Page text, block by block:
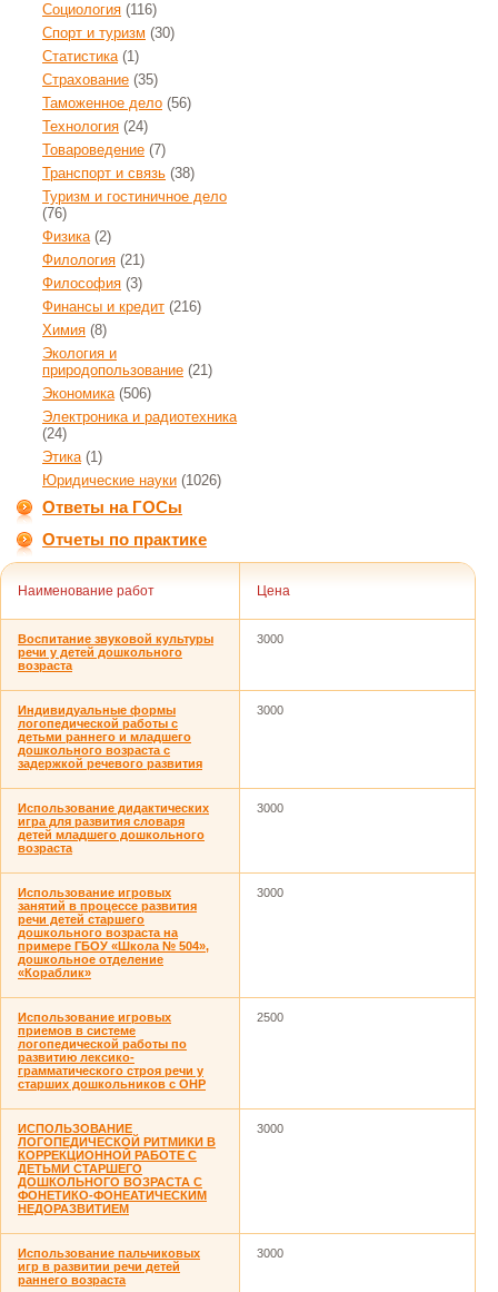
Социология (116)
Спорт и туризм (30)
Статистика(1)
Страхование (35)
Таможенное дело (56)
Технология (24)
Товароведение (7)
Транспорт и связь (38)
Туризм и гостиничное дело
(76)
Физика(2)
Филология (21)
Философия (3)
Финансы и кредит (216)
Химия (8)
Экология и
природопользование (21)
Экономика(506)
Электроника и радиотехника
(24)
Этика(1)
Юридические науки (1026)
Ответы на ГОСы
Отчеты по практике
Наименование работ Цена
Воспитание звуковой культуры
речи у детей дошкольного
возраста
3000
Индивидуальные формы
логопедической работы с
детьми раннего и младшего
дошкольного возраста с
задержкой речевого развития
3000
Использование дидактических
игра для развития словаря
детей младшего дошкольного
возраста
3000
Использование игровых
занятий в процессе развития
речи детей старшего
дошкольного возраста на
примере ГБОУ «Школа № 504»,
дошкольное отделение
«Кораблик»
3000
Использование игровых
приемов в системе
логопедической работы по
развитию лексико-
грамматического строя речи у
старших дошкольников с ОНР
2500
ИСПОЛЬЗОВАНИЕ
ЛОГОПЕДИЧЕСКОЙ РИТМИКИ В
КОРРЕКЦИОННОЙ РАБОТЕ С
ДЕТЬМИ СТАРШЕГО
ДОШКОЛЬНОГО ВОЗРАСТА С
ФОНЕТИКО-ФОНЕАТИЧЕСКИМ
НЕДОРАЗВИТИЕМ
3000
Использование пальчиковых
игр в развитии речи детей
раннего возраста
3000